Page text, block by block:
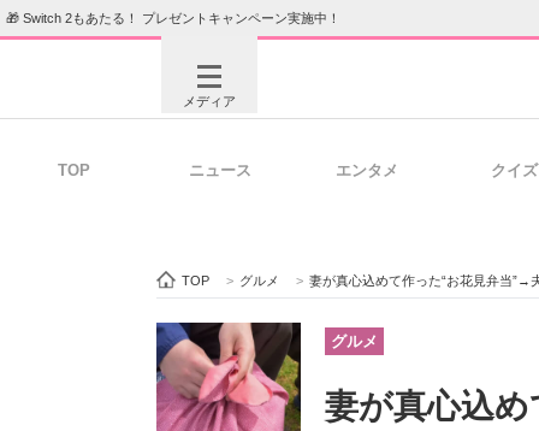
🎁 Switch 2もあたる！ プレゼントキャンペーン実施中！
メディア
ビジネスと働き方のヒント
TOP ニュース エンタメ クイズ
TOP > グルメ > 妻が真心込めて作った“お花見弁当
グルメ
妻が真心込